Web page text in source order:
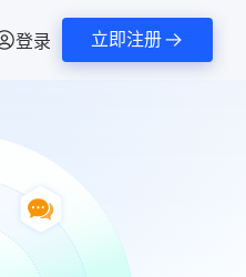
登录 立即注册